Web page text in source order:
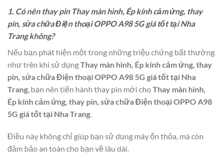
1. Có nên thay pin Thay màn hình, Ép kính cảm ứng, thay
pin, sửa chữa Điện thoại OPPO A98 5G giá tốt tại Nha
Trang không?
Nếu bạn phát hiện một trong những triệu chứng bất thường
như trên khi sử dụngThay màn hình, Ép kính cảm ứng, thay
pin, sửa chữa Điện thoại OPPO A98 5G giá tốt tại Nha
Trang , bạn nên tiến hành thay pin mới choThay màn hình,
Ép kính cảm ứng, thay pin, sửa chữa Điện thoại OPPO A98
5G giá tốt tại Nha Trang
Điều này không chỉ giúp bạn sử dụng máy ổn thỏa, mà còn
đảm bảo an toàn cho bạn về lâu dài.